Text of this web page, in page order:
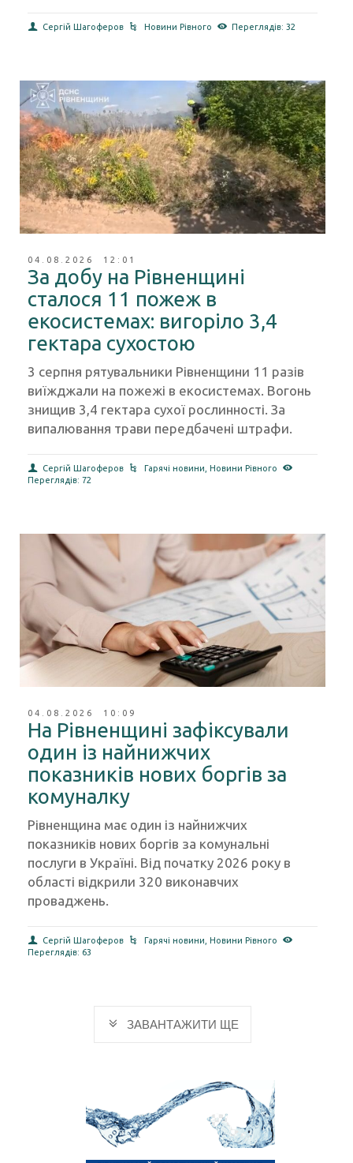
04.08.2026 12:01
За добу на Рівненщині
сталося 11 пожеж в
екосистемах: вигоріло 3,4
гектара сухостою
3 серпня рятувальники Рівненщини 11 разів
виїжджали на пожежі в екосистемах. Вогонь
знищив 3,4 гектара сухої рослинності. За
випалювання трави передбачені штрафи.
Сергій Шагоферов
04.08.2026 10:09
На Рівненщині зафіксували
один із найнижчих
показників нових боргів за
комуналку
Рівненщина має один із найнижчих
показників нових боргів за комунальні
послуги в Україні. Від початку 2026 року в
області відкрили 320 виконавчих
проваджень.
Сергій Шагоферов
ЗАВАНТАЖИТИ ЩЕ